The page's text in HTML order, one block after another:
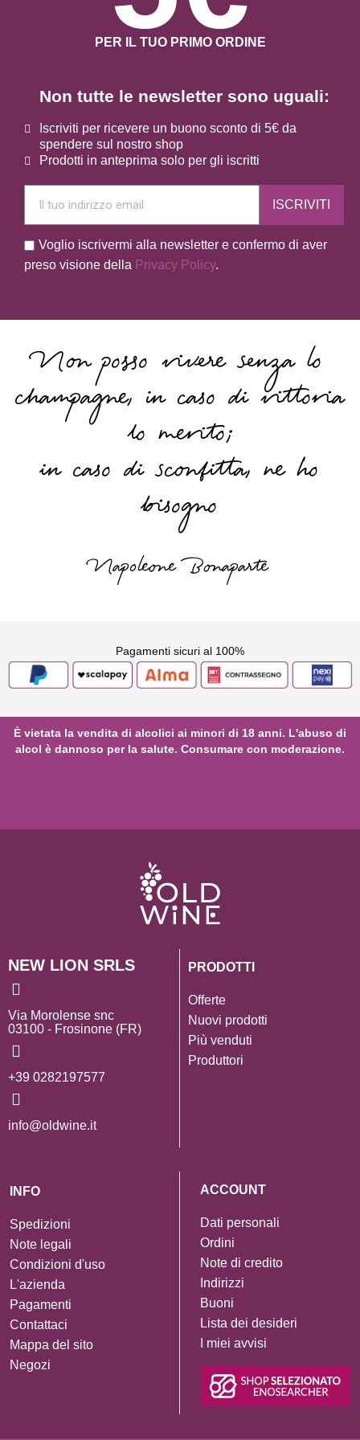
Non tutte le newsletter sono uguali:
Iscriviti per ricevere un buono sconto di 5€ da
spendere sul nostro shop
Prodotti in anteprima solo per gli iscritti
ISCRIVITI
Voglio iscrivermi alla newsletter e confermo di aver
preso visione della Privacy Policy.
PER IL TUO PRIMO ORDINE
Non posso vivere senza lo
champagne, in caso di vittoria
lo merito;
in caso di sconfitta, ne ho
bisogno
Napoleone Bonaparte
Pagamenti sicuri al 100%
È vietata la vendita di alcolici ai minori di 18 anni. L'abuso di
alcol è dannoso per la salute. Consumare con moderazione.
NEW LION SRLS
Via Morolense snc
03100 - Frosinone (FR)
+39 0282197577
info@oldwine.it
PRODOTTI
Offerte
Nuovi prodotti
Più venduti
Produttori
INFO
Spedizioni
Note legali
Condizioni d'uso
L'azienda
Pagamenti
Contattaci
Mappa del sito
Negozi
ACCOUNT
Dati personali
Ordini
Note di credito
Indirizzi
Buoni
Lista dei desideri
I miei avvisi